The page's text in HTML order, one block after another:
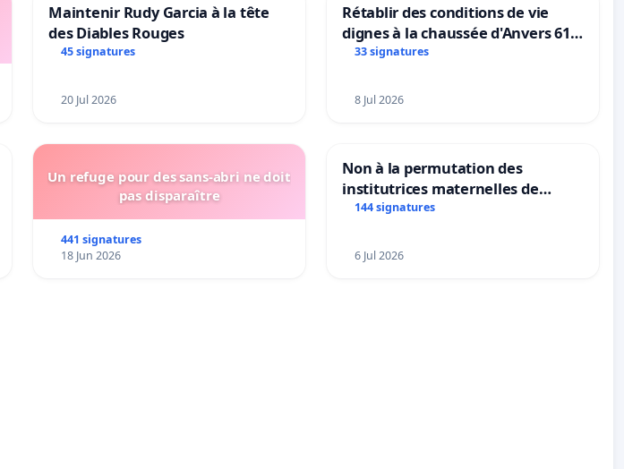
Maintenir Rudy Garcia à la tête
des Diables Rouges
45 signatures
20 Jul 2026
Rétablir des conditions de vie
dignes à la chaussée d'Anvers 61
et 63
33 signatures
8 Jul 2026
Un refuge pour des sans-abri ne doit
pas disparaître
441 signatures
18 Jun 2026
Non à la permutation des
institutrices maternelles de
Bléharies et Laplaigne !
enfants.
144 signatures
6 Jul 2026